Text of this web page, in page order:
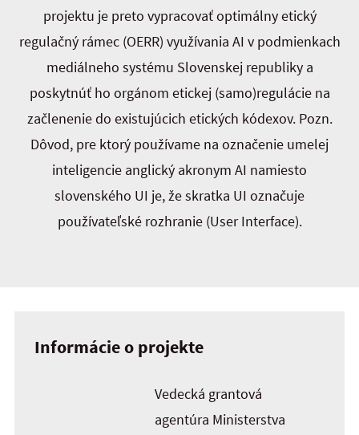
projektu je preto vypracovať optimálny etický
regulačný rámec (OERR) využívania AI v podmienkach
mediálneho systému Slovenskej republiky a
poskytnúť ho orgánom etickej (samo)regulácie na
začlenenie do existujúcich etických kódexov. Pozn.
Dôvod, pre ktorý používame na označenie umelej
inteligencie anglický akronym AI namiesto
slovenského UI je, že skratka UI označuje
používateľské rozhranie (User Interface).
Informácie o projekte
Vedecká grantová
agentúra Ministerstva